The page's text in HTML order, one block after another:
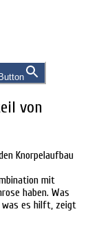
von
Knorpelaufbau
mit
haben. Was
was es hilft, zeigt